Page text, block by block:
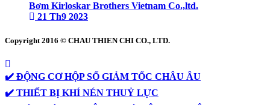
Bơm Kirloskar Brothers Vietnam Co.,ltd.
21 Th9 2023
Copyright 2016 © CHAU THIEN CHI CO., LTD.
✔️ ĐỘNG CƠ HỘP SỐ GIẢM TỐC CHÂU ÂU
✔️ THIẾT BỊ KHÍ NÉN THUỶ LỰC